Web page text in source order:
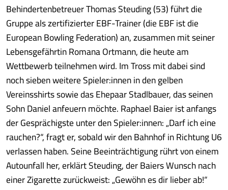
Behindertenbetreuer Thomas Steuding (53) führt die
Gruppe als zertifizierter EBF-Trainer (die EBF ist die
European Bowling Federation) an, zusammen mit seiner
Lebensgefährtin Romana Ortmann, die heute am
Wettbewerb teilnehmen wird. Im Tross mit dabei sind
noch sieben weitere Spieler:innen in den gelben
Vereinsshirts sowie das Ehepaar Stadlbauer, das seinen
Sohn Daniel anfeuern möchte. Raphael Baier ist anfangs
der Gesprächigste unter den Spieler:innen: „Darf ich eine
rauchen?“, fragt er, sobald wir den Bahnhof in Richtung U6
verlassen haben. Seine Beeinträchtigung rührt von einem
Autounfall her, erklärt Steuding, der Baiers Wunsch nach
einer Zigarette zurückweist: „Gewöhn es dir lieber ab!“